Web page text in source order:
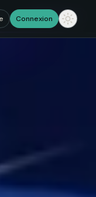
ConnexionSections